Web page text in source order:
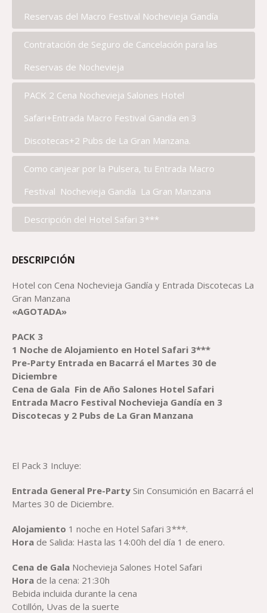
Reservas del Macro Festival Nochevieja Gandía
Contratación de Seguro de Cancelación para las
Reservas de Nochevieja
PACK 2 Cena Nochevieja Salones Hotel
Safari+Entrada Macro Festival Gandía en 3
Discotecas+2 Pubs de La Gran Manzana.
Como canjear por la Pulsera, tu Entrada Macro
Festival Nochevieja Gandía La Gran Manzana
Descripción del Hotel Safari 3***
DESCRIPCIÓN
Hotel con Cena Nochevieja Gandía y Entrada Discotecas La
Gran Manzana
«AGOTADA»
PACK 3
1 Noche de Alojamiento en Hotel Safari 3***
Pre-Party Entrada en Bacarrá el Martes 30 de
Diciembre
Cena de Gala Fin de Año Salones Hotel Safari
Entrada Macro Festival Nochevieja Gandía en 3
Discotecas y 2 Pubs de La Gran Manzana
El Pack 3 Incluye:
Entrada General Pre-Party Sin Consumición en Bacarrá el
Martes 30 de Diciembre.
Alojamiento 1 noche en Hotel Safari 3***.
Hora de Salida: Hasta las 14:00h del día 1 de enero.
Cena de Gala Nochevieja Salones Hotel Safari
Hora de la cena: 21:30h
Bebida incluida durante la cena
Cotillón, Uvas de la suerte